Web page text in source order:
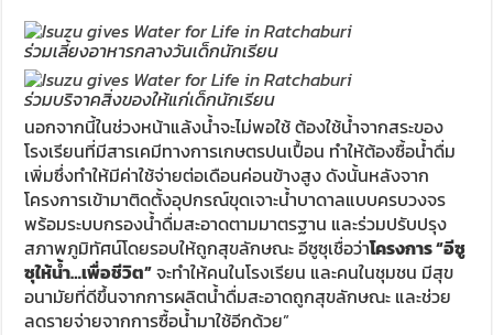
ร่วมเลี้ยงอาหารกลางวันเด็กนักเรียน
ร่วมบริจาคสิ่งของให้แก่เด็กนักเรียน
นอกจากนี้ในช่วงหน้าแล้งน้ำจะไม่พอใช้ ต้องใช้น้ำจากสระของ
โรงเรียนที่มีสารเคมีทางการเกษตรปนเปื้อน ทำให้ต้องซื้อน้ำดื่ม
เพิ่มซึ่งทำให้มีค่าใช้จ่ายต่อเดือนค่อนข้างสูง ดังนั้นหลังจาก
โครงการเข้ามาติดตั้งอุปกรณ์ขุดเจาะน้ำบาดาลแบบครบวงจร
พร้อมระบบกรองน้ำดื่มสะอาดตามมาตรฐาน และร่วมปรับปรุง
สภาพภูมิทัศน์โดยรอบให้ถูกสุขลักษณะ อีซูซุเชื่อว่าโครงการ “อีซู
ซุให้น้ำ…เพื่อชีวิต”จะทำให้คนในโรงเรียน และคนในชุมชน มีสุข
อนามัยที่ดีขึ้นจากการผลิตน้ำดื่มสะอาดถูกสุขลักษณะ และช่วย
ลดรายจ่ายจากการซื้อน้ำมาใช้อีกด้วย”